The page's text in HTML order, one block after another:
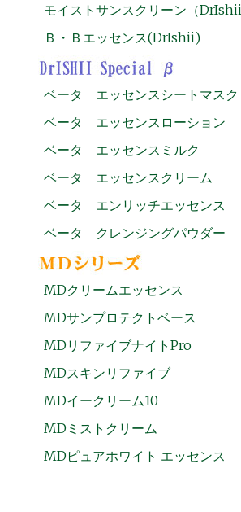
モイストサンスクリーン（DrIshii
Ｂ・Ｂエッセンス(DrIshii)
ベータ エッセンスシートマスク
ベータ エッセンスローション
ベータ エッセンスミルク
ベータ エッセンスクリーム
ベータ エンリッチエッセンス
ベータ クレンジングパウダー
MDクリームエッセンス
MDサンプロテクトベース
MDリファイブナイトPro
MDスキンリファイブ
MDイークリーム10
MDミストクリーム
MDピュアホワイト エッセンス